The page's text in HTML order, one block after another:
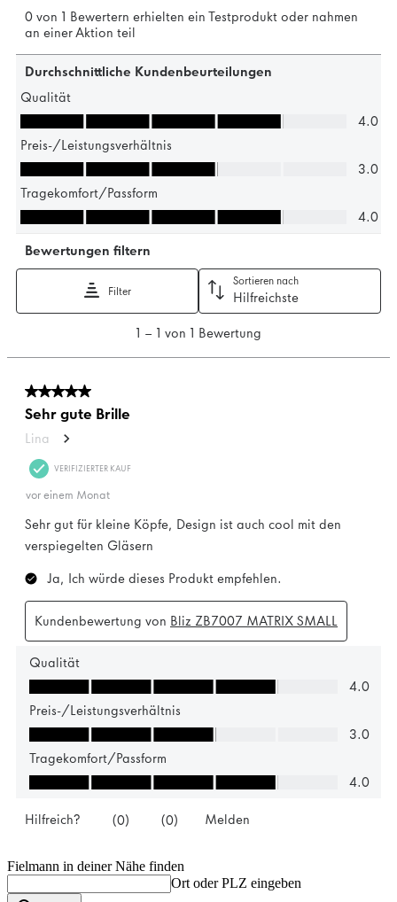
Fielmann in deiner Nähe finden
Ort oder PLZ eingeben